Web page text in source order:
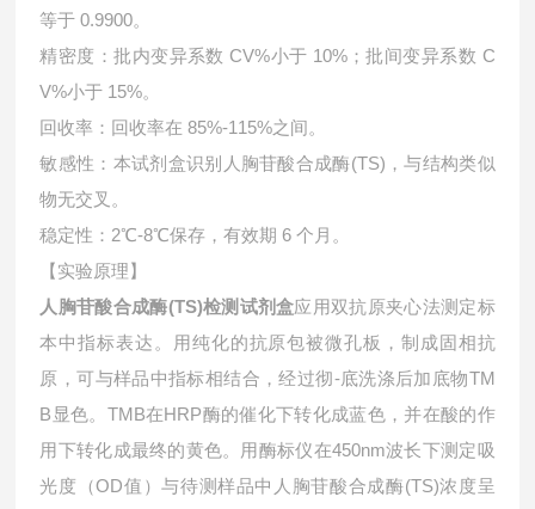
等于 0.9900。
精密度：批内变异系数 CV%小于 10%；批间变异系数 C
V%小于 15%。
回收率：回收率在 85%-115%之间。
敏感性：本试剂盒识别人胸苷酸合成酶(TS)，与结构类似
物无交叉。
稳定性：2℃-8℃保存，有效期 6 个月。
【实验原理】
人胸苷酸合成酶(TS)检测试剂盒应用双抗原夹心法测定标
本中指标表达。用纯化的抗原包被微孔板，制成固相抗
原，可与样品中指标相结合，经过彻-底洗涤后加底物TM
B显色。TMB在HRP酶的催化下转化成蓝色，并在酸的作
用下转化成最终的黄色。用酶标仪在450nm波长下测定吸
光度（OD值）与待测样品中 人胸苷酸合成酶(TS)浓度呈